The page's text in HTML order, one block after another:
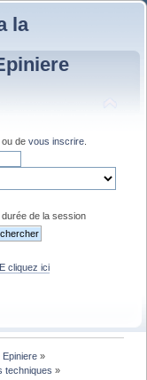
la
ou de vous inscrire
de la session
cliquez ici
»
techniques »